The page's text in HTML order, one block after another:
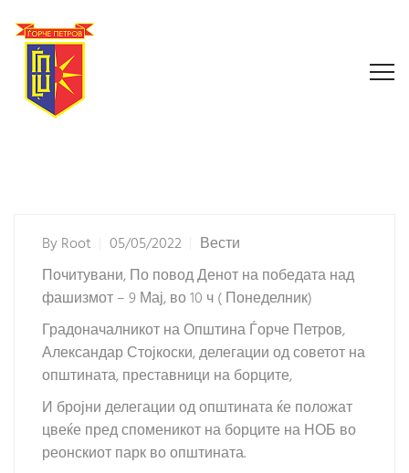
ByRoot 05/05/2022
Вести
Почитувани, По повод Денот на победата над
фашизмот – 9 Мај, во 10 ч ( Понеделник)
Градоначалникот на Општина Ѓорче Петров,
Александар Стојкоски, делегации од советот на
општината, преставници на борците,
И бројни делегации од општината ќе положат
цвеќе пред споменикот на борците на НОБ во
реонскиот парк во општината.